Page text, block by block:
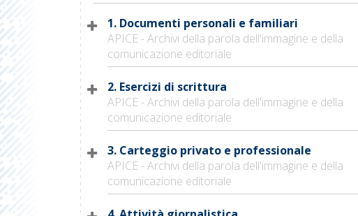
1. Documenti personali e familiari
APICE - Archivi della parola dell'immagine e della
comunicazione editoriale
2. Esercizi di scrittura
APICE - Archivi della parola dell'immagine e della
comunicazione editoriale
3. Carteggio privato e professionale
APICE - Archivi della parola dell'immagine e della
comunicazione editoriale